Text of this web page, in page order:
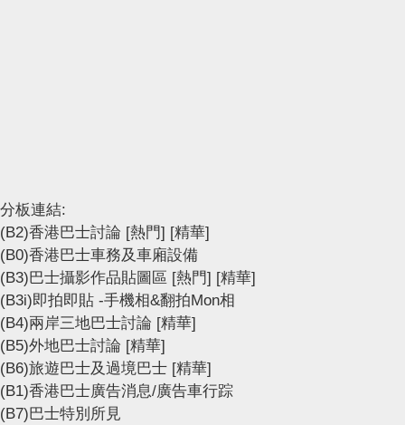
分板連結:
(B2)香港巴士討論 [熱門] [精華]
(B0)香港巴士車務及車廂設備
(B3)巴士攝影作品貼圖區 [熱門] [精華]
(B3i)即拍即貼 -手機相&翻拍Mon相
(B4)兩岸三地巴士討論 [精華]
(B5)外地巴士討論 [精華]
(B6)旅遊巴士及過境巴士 [精華]
(B1)香港巴士廣告消息/廣告車行踪
(B7)巴士特別所見